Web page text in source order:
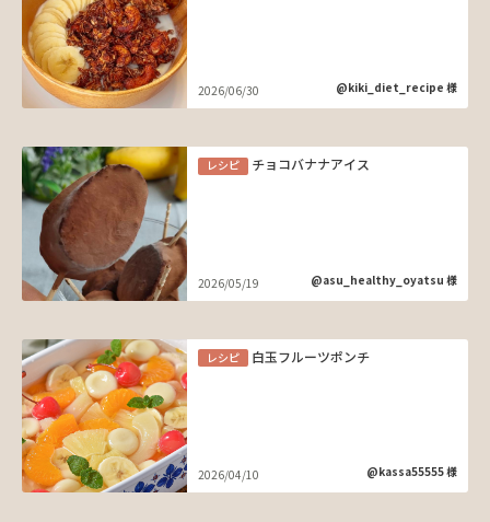
2026/06/30 @kiki_diet_recipe 様
レシピ チョコバナナアイス
2026/05/19 @asu_healthy_oyatsu 様
レシピ 白玉フルーツポンチ
2026/04/10 @kassa55555 様